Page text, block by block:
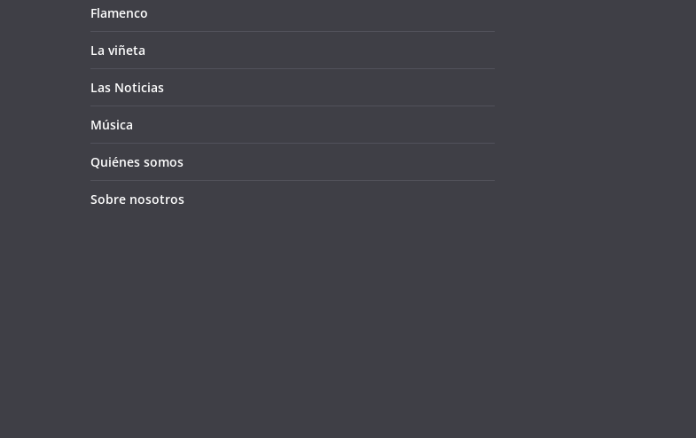
Flamenco
La viñeta
Las Noticias
Música
Quiénes somos
Sobre nosotros